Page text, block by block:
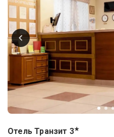
Отель Транзит 3★